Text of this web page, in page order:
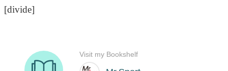
[divide]